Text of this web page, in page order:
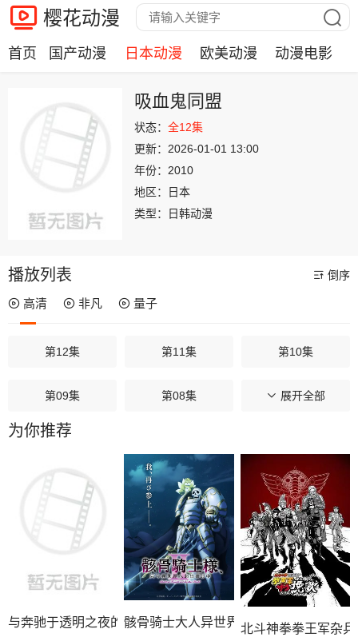
樱花动漫
首页 国产动漫 日本动漫 欧美动漫 动漫电影
吸血鬼同盟
状态： 全12集
更新： 2026-01-01 13:00
年份： 2010
地区：
日本
类型：
日韩动漫
播放列表 倒序
高清 非凡 量子
第12集 第11集 第10集
第09集 第08集 第07集
第06集
第02集 第01集
展开全部
为你推荐
与奔驰于透明之夜的你，谈一场看不见的恋爱。
骸骨骑士大人异世界冒险第二季
北斗神拳拳王军杂